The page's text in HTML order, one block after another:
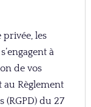
les
à
de vos
Règlement
(RGPD) du 27